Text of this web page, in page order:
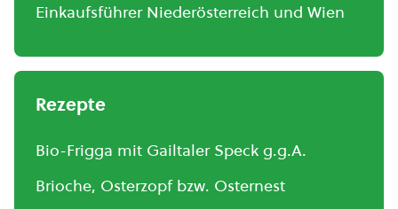
Einkaufsführer Niederösterreich und Wien
Rezepte
Bio-Frigga mit Gailtaler Speck g.g.A.
Brioche, Osterzopf bzw. Osternest